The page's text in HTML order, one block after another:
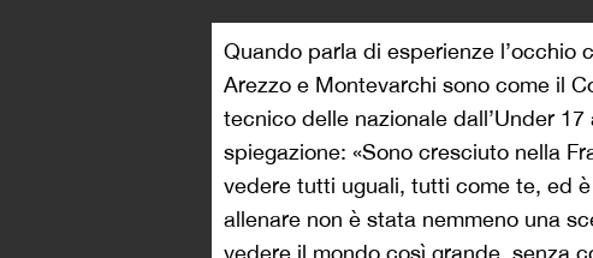
Quando parla di esperienze l’occhio
Arezzo e Montevarchi sono come il
tecnico delle nazionale dall’Under
spiegazione: «Sono cresciuto nella
vedere tutti uguali, tutti come te, ed
allenare non è stata nemmeno una